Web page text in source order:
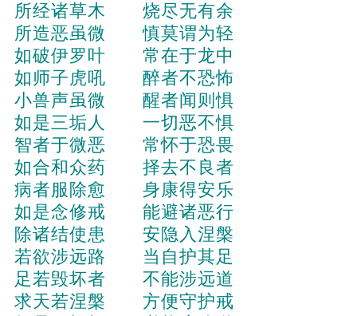
所经诸草木 烧尽无有余
所造恶虽微 慎莫谓为轻
如破伊罗叶 常在于龙中
如师子虎吼 醉者不恐怖
小兽声虽微 醒者闻则惧
如是三垢人 一切恶不惧
智者于微恶 常怀于恐畏
如合和众药 择去不良者
病者服除愈 身康得安乐
如是念修戒 能避诸恶行
除诸结使患 安隐入涅槃
若欲涉远路 当自护其足
足若毁坏者 不能涉远道
求天若涅槃 方便守护戒